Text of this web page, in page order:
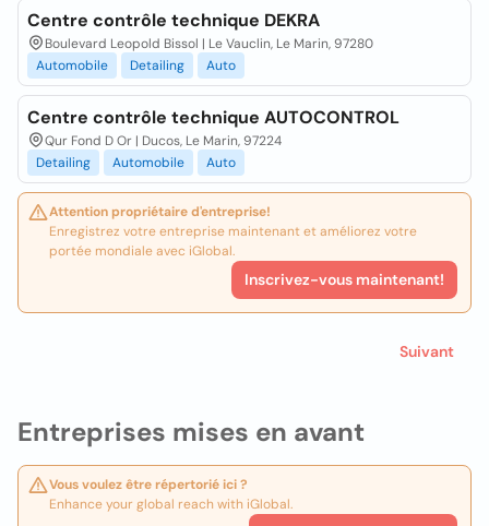
Entreprises mises en avant
Vous voulez être répertorié ici ?
Enhance your global reach with iGlobal.
Centre contrôle technique DEKRA
Boulevard Leopold Bissol | Le Vauclin, Le Marin, 97280
Automobile
Detailing Auto
Centre contrôle technique AUTOCONTROL
Qur Fond D Or | Ducos, Le Marin, 97224
Detailing
Automobile Auto
Attention propriétaire d'entreprise!
Enregistrez votre entreprise maintenant et améliorez votre
portée mondiale avec iGlobal.
Inscrivez-vous maintenant!
Suivant